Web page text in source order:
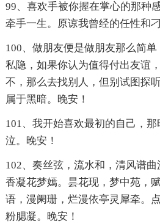
99、喜欢手被你握在掌心的那种
牵手一生。原谅我曾经的任性和
100、做朋友便是做朋友那么简
私隐，如果你认为值得付出友谊
不，那么去找别人，但别试图探
属于黑暗。晚安！
101、我开始喜欢最初的自己，
泣。晚安！
102、奏丝弦，流水和，清风谱
香凝花梦嫣。昙花现，梦中苑，
语，漫阑珊，烂漫依亭灵犀牵。
粉腮凝。晚安！